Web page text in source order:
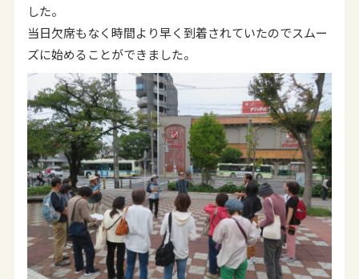
した。
当日欠席もなく時間より早く到着されていたのでスムー
ズに始めることができました。